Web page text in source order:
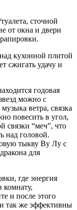
сточной
от окна и двери
кухонной плитой
сжигать удачу и
годовая
можно с
ветра, связка
повесить в угол,
связки “меч”, что
над головой.
тыкву Ву Лу с
для
где энергия
комнату,
и после этого
же эффективны